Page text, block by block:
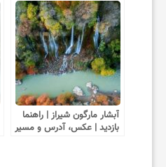
آبشار مارگون شیراز | راهنما
بازدید | عکس، آدرس و مسیر